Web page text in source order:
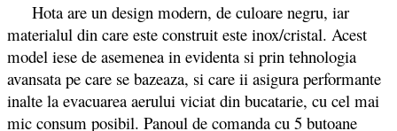
Hota are un design modern, de culoare negru, iar
materialul din care este construit este inox/cristal. Acest
model iese de asemenea in evidenta si prin tehnologia
avansata pe care se bazeaza, si care ii asigura performante
inalte la evacuarea aerului viciat din bucatarie, cu cel mai
mic consum posibil. Panoul de comanda cu 5 butoane